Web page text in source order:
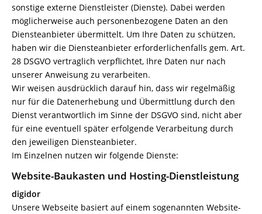
sonstige externe Dienstleister (Dienste). Dabei werden
möglicherweise auch personenbezogene Daten an den
Diensteanbieter übermittelt. Um Ihre Daten zu schützen,
haben wir die Diensteanbieter erforderlichenfalls gem. Art.
28 DSGVO vertraglich verpflichtet, Ihre Daten nur nach
unserer Anweisung zu verarbeiten.
Wir weisen ausdrücklich darauf hin, dass wir regelmäßig
nur für die Datenerhebung und Übermittlung durch den
Dienst verantwortlich im Sinne der DSGVO sind, nicht aber
für eine eventuell später erfolgende Verarbeitung durch
den jeweiligen Diensteanbieter.
Im Einzelnen nutzen wir folgende Dienste:
Website-Baukasten und Hosting-Dienstleistung
digidor
Unsere Webseite basiert auf einem sogenannten Website-